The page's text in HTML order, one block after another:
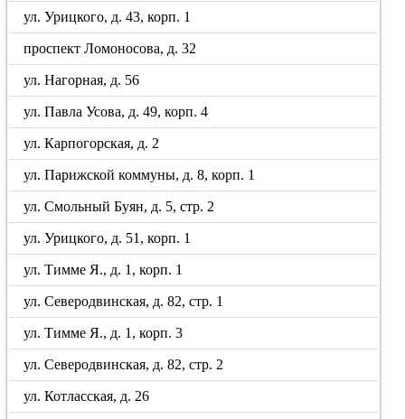
ул. Урицкого, д. 43, корп. 1
проспект Ломоносова, д. 32
ул. Нагорная, д. 56
ул. Павла Усова, д. 49, корп. 4
ул. Карпогорская, д. 2
ул. Парижской коммуны, д. 8, корп. 1
ул. Смольный Буян, д. 5, стр. 2
ул. Урицкого, д. 51, корп. 1
ул. Тимме Я., д. 1, корп. 1
ул. Северодвинская, д. 82, стр. 1
ул. Тимме Я., д. 1, корп. 3
ул. Северодвинская, д. 82, стр. 2
ул. Котласская, д. 26